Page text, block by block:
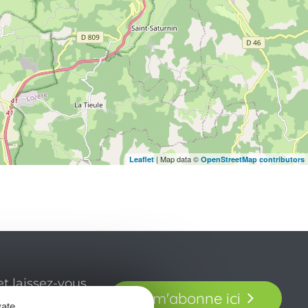
Leaflet | Map data © OpenStreetMap contributors
laissez-vous
en Aveyron.
Je m'abonne ici